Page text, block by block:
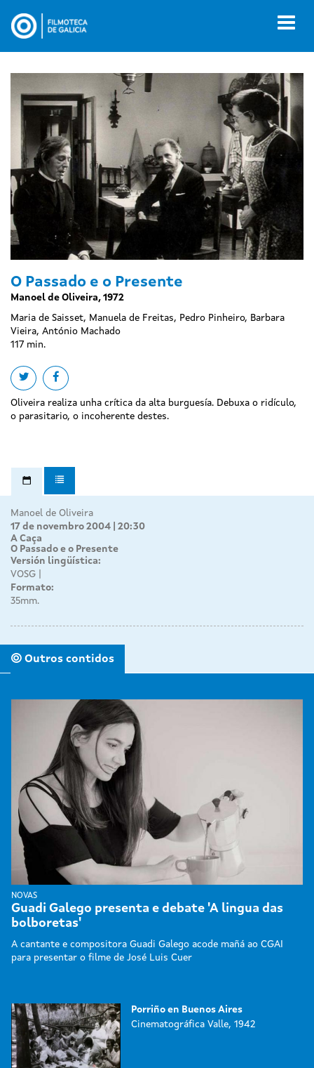
contido
O Passado e o Presente
Manoel de Oliveira, 1972
Maria de Saisset, Manuela de Freitas, Pedro Pinheiro, Barbara
Vieira, António Machado
117 min.
Share on twitter
Share on facebook
Oliveira realiza unha crítica da alta burguesía. Debuxa o ridículo,
o parasitario, o incoherente destes.
Manoel de Oliveira
17 de novembro 2004 | 20:30
A Caça
O Passado e o Presente
Versión lingüística:
VOSG
Formato:
35mm.
Outros contidos
NOVAS
Guadi Galego presenta e debate 'A lingua das
bolboretas'
A cantante e compositora Guadi Galego acode mañá ao CGAI
para presentar o filme de José Luis Cuer
Porriño en Buenos Aires
Cinematográfica Valle, 1942